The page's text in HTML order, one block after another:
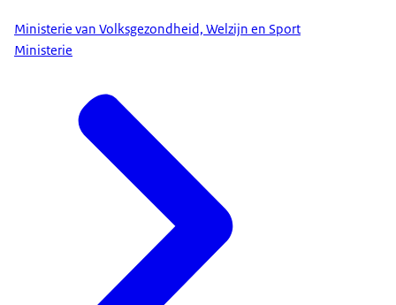
Ministerie van Volksgezondheid, Welzijn en Sport
Ministerie